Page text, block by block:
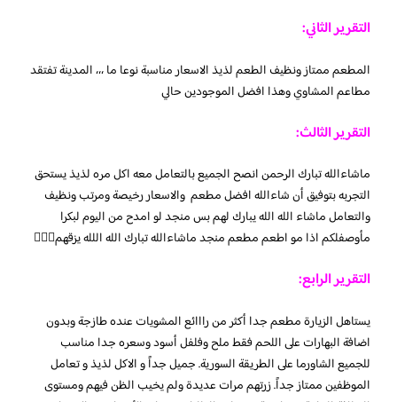
التقرير الثاني:
المطعم ممتاز ونظيف الطعم لذيذ الاسعار مناسبة نوعا ما ،،، المدينة تفتقد
مطاعم المشاوي وهذا افضل الموجودين حالي
التقرير الثالث:
ماشاءالله تبارك الرحمن انصح الجميع بالتعامل معه اكل مره لذيذ يستحق
التجربه بتوفيق أن شاءالله افضل مطعم والاسعار رخيصة ومرتب ونظيف
والتعامل ماشاء الله الله يبارك لهم بس منجد لو امدح من اليوم لبكرا
مأوصفلكم اذا مو اطعم مطعم منجد ماشاءالله تبارك الله اللله يزقهم👌🏽😋
التقرير الرابع:
يستاهل الزيارة مطعم جدا أكثر من رااائع المشويات عنده طازجة وبدون
اضافة البهارات على اللحم فقط ملح وفلفل أسود وسعره جدا مناسب
للجميع الشاورما على الطريقة السورية. جميل جداً و الاكل لذيذ و تعامل
الموظفين ممتاز جداً. زرتهم مرات عديدة ولم يخيب الظن فيهم ومستوى